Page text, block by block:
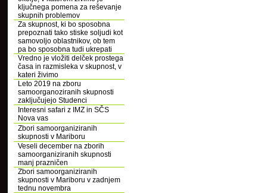
ključnega pomena za reševanje
skupnih problemov
Za skupnost, ki bo sposobna
prepoznati tako stiske soljudi kot
samovoljo oblastnikov, ob tem
pa bo sposobna tudi ukrepati
Vredno je vložiti delček prostega
časa in razmisleka v skupnost, v
kateri živimo
Leto 2019 na zboru
samoorganoziranih skupnosti
zaključujejo Studenci
Interesni safari z IMZ in SČS
Nova vas
Zbori samoorganiziranih
skupnosti v Mariboru
Veseli december na zborih
samoorganiziranih skupnosti
manj prazničen
Zbori samoorganiziranih
skupnosti v Mariboru v zadnjem
tednu novembra